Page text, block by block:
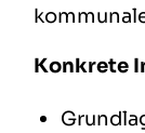
Konkrete